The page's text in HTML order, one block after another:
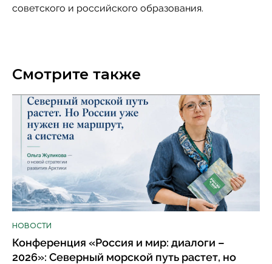
советского и российского образования.
Смотрите также
НОВОСТИ
Конференция «Россия и мир: диалоги –
2026»: Северный морской путь растет, но